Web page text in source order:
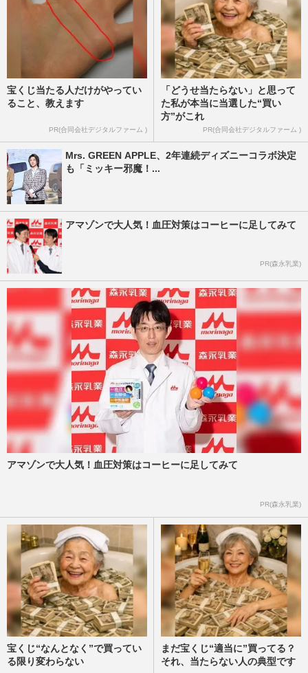
宝くじ当たる人だけがやってい
ること、教えます
PR(合同会社デジタルファーム )
「どうせ当たらない」と思って
た私が本当に当選した“買い
方”がこれ
PR(合同会社デジタルファーム )
Mrs. GREEN APPLE、2年連続ディズニーコラボ決定
も「ミッキー邪魔！...
アマゾンで大人気！血圧対策はコーヒーに足してみて
PR(森永乳業)
アマゾンで大人気！血圧対策はコーヒーに足してみて
PR(森永乳業)
宝くじ“なんとなく”で買ってい
る限り変わらない
まだ宝くじ“適当に”買ってる？
それ、当たらない人の典型です